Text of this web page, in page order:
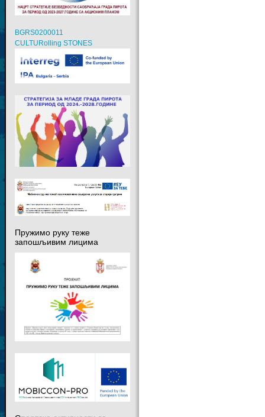
BGRS0200011
CULTURolling STONES
Пружимо руку теже
запошљивим лицима